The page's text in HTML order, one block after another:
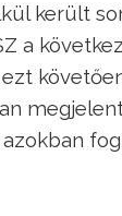
került
a